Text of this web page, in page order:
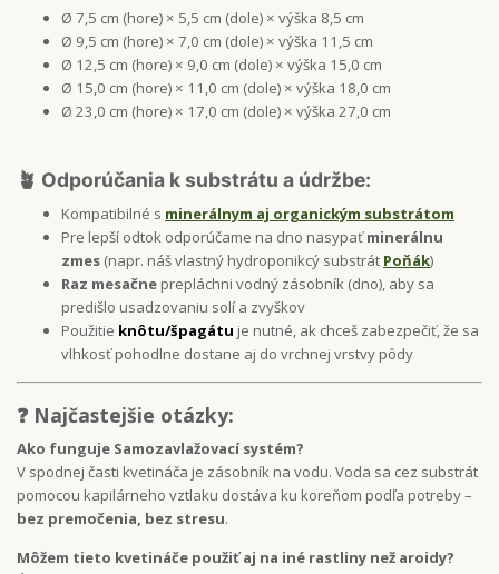
Ø 7,5 cm (hore) × 5,5 cm (dole) × výška 8,5 cm
Ø 9,5 cm (hore) × 7,0 cm (dole) × výška 11,5 cm
Ø 12,5 cm (hore) × 9,0 cm (dole) × výška 15,0 cm
Ø 15,0 cm (hore) × 11,0 cm (dole) × výška 18,0 cm
Ø 23,0 cm (hore) × 17,0 cm (dole) × výška 27,0 cm
🪴 Odporúčania k substrátu a údržbe:
Kompatibilné s minerálnym aj organickým substrátom
Pre lepší odtok odporúčame na dno nasypaťminerálnu
zmes (napr. náš vlastný hydroponikcý substrát Poňák)
Raz mesačne prepláchni vodný zásobník (dno), aby sa
predišlo usadzovaniu solí a zvyškov
Použitie knôtu/špagátu je nutné, ak chceš zabezpečiť, že sa
vlhkosť pohodlne dostane aj do vrchnej vrstvy pôdy
❓ Najčastejšie otázky:
Ako funguje Samozavlažovací systém?
V spodnej časti kvetináča je zásobník na vodu. Voda sa cez substrát
pomocou kapilárneho vztlaku dostáva ku koreňom podľa potreby –
bez premočenia, bez stresu.
Môžem tieto kvetináče použiť aj na iné rastliny než aroidy?